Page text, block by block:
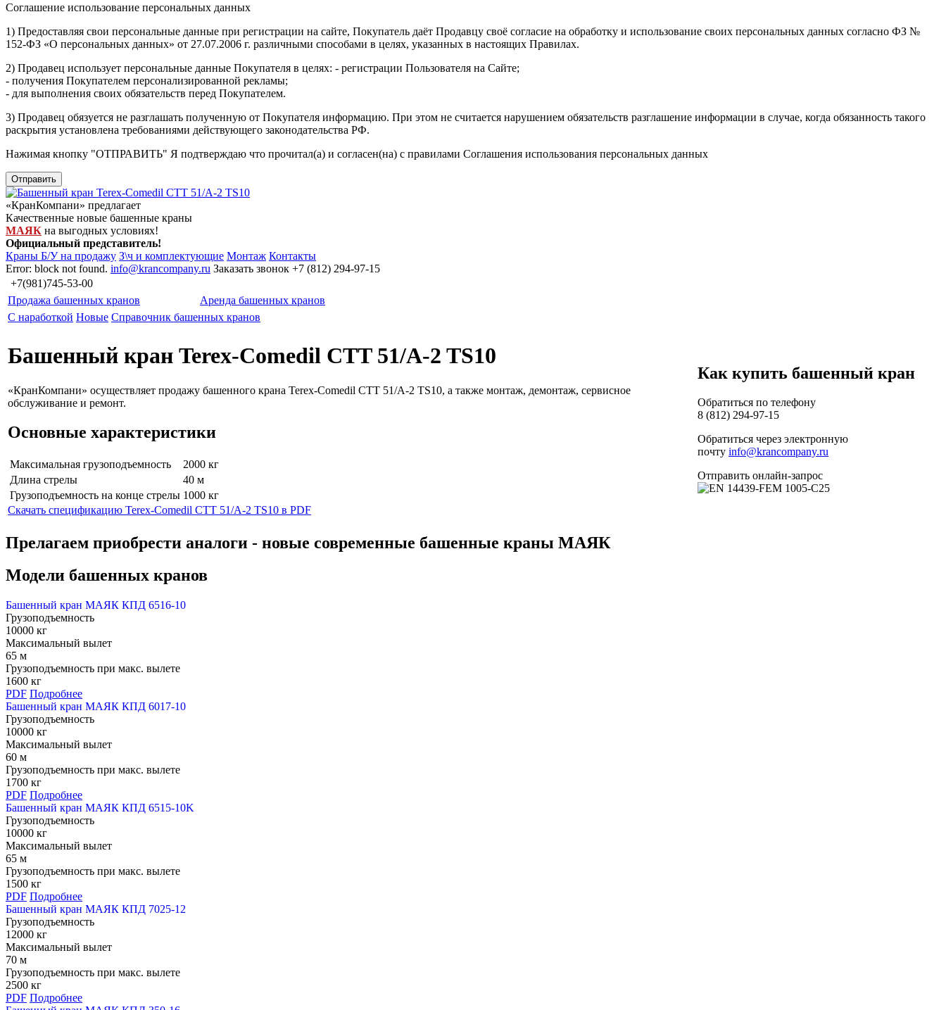
Соглашение использование персональных данных
1) Предоставляя свои персональные данные при регистрации на сайте, Покупатель даёт Продавцу своё согласие на обработку и использование своих персональных данных согласно ФЗ №
152-ФЗ «О персональных данных» от 27.07.2006 г. различными способами в целях, указанных в настоящих Правилах.
2) Продавец использует персональные данные Покупателя в целях: - регистрации Пользователя на Сайте;
- получения Покупателем персонализированной рекламы;
- для выполнения своих обязательств перед Покупателем.
3) Продавец обязуется не разглашать полученную от Покупателя информацию. При этом не считается нарушением обязательств разглашение информации в случае, когда обязанность такого
раскрытия установлена требованиями действующего законодательства РФ.
Нажимая кнопку "ОТПРАВИТЬ" Я подтверждаю что прочитал(а) и согласен(на) с правилами Соглашения использования персональных данных
Отправить
«КранКомпани» предлагает
Качественные новые башенные краны
МАЯК на выгодных условиях!
Официальный представитель!
Краны Б/У на продажу З\ч и комплектующие Монтаж Контакты
Error: block not found. info@krancompany.ru Заказать звонок +7 (812) 294-97-15
+7(981)745-53-00
Продажа башенных кранов
Аренда башенных кранов
С наработкой Новые Справочник башенных кранов
Башенный кран Terex-Comedil CTT 51/A-2 TS10
«КранКомпани» осуществляет продажу башенного крана Terex-Comedil CTT 51/A-2 TS10, а также монтаж, демонтаж, сервисное
обслуживание и ремонт.
Основные характеристики
Максимальная грузоподъемность
2000 кг
Длина стрелы
40 м
Грузоподъемность на конце стрелы 1000 кг
Скачать спецификацию Terex-Comedil CTT 51/A-2 TS10 в PDF
Как купить башенный кран
Обратиться по телефону
8 (812) 294-97-15
Обратиться через электронную
почту info@krancompany.ru
Отправить онлайн-запрос
Прелагаем приобрести аналоги - новые современные башенные краны МАЯК
Модели башенных кранов
Башенный кран МАЯК КПД 6516-10
Грузоподъемность
10000 кг
Максимальный вылет
65 м
Грузоподъемность при макс. вылете
1600 кг
PDF Подробнее
Башенный кран МАЯК КПД 6017-10
Грузоподъемность
10000 кг
Максимальный вылет
60 м
Грузоподъемность при макс. вылете
1700 кг
PDF Подробнее
Башенный кран МАЯК КПД 6515-10K
Грузоподъемность
10000 кг
Максимальный вылет
65 м
Грузоподъемность при макс. вылете
1500 кг
PDF Подробнее
Башенный кран МАЯК КПД 7025-12
Грузоподъемность
12000 кг
Максимальный вылет
70 м
Грузоподъемность при макс. вылете
2500 кг
PDF Подробнее